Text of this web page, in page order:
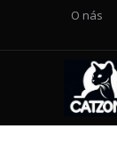
O nás